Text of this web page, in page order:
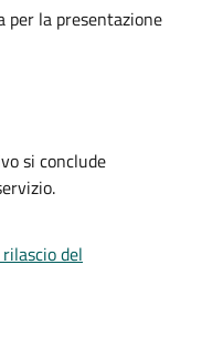
la presentazione
si conclude
del